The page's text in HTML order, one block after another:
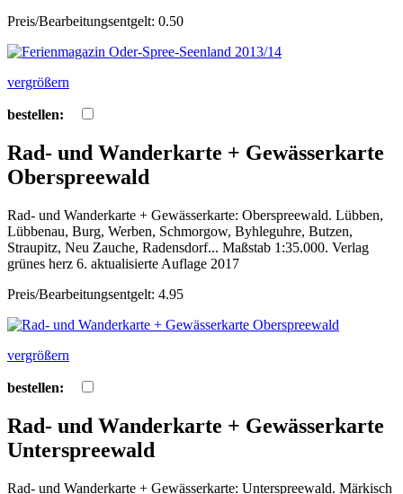
Preis/Bearbeitungsentgelt: 0.50
vergrößern
bestellen:
Rad- und Wanderkarte + Gewässerkarte
Oberspreewald
Rad- und Wanderkarte + Gewässerkarte: Oberspreewald. Lübben,
Lübbenau, Burg, Werben, Schmorgow, Byhleguhre, Butzen,
Straupitz, Neu Zauche, Radensdorf... Maßstab 1:35.000. Verlag
grünes herz 6. aktualisierte Auflage 2017
Preis/Bearbeitungsentgelt: 4.95
vergrößern
bestellen:
Rad- und Wanderkarte + Gewässerkarte
Unterspreewald
Rad- und Wanderkarte + Gewässerkarte: Unterspreewald. Märkisch